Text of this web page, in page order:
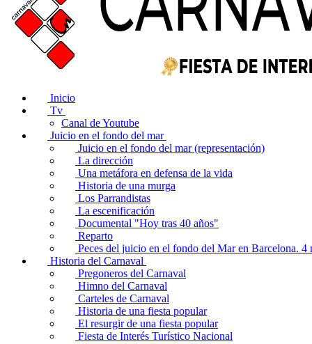
Inicio
Tv
Canal de Youtube
Juicio en el fondo del mar
Juicio en el fondo del mar (representación)
La dirección
Una metáfora en defensa de la vida
Historia de una murga
Los Parrandistas
La escenificación
Documental "Hoy tras 40 años"
Reparto
Peces del juicio en el fondo del Mar en Barcelona. 4
Historia del Carnaval
Pregoneros del Carnaval
Himno del Carnaval
Carteles de Carnaval
Historia de una fiesta popular
El resurgir de una fiesta popular
Fiesta de Interés Turístico Nacional